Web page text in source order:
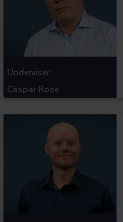
Underviser:
Caspar Rose